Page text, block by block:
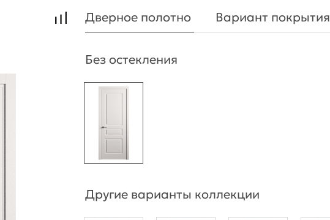
Дверное полотно Вариант покрытия
Без остекления
Другие варианты коллекции